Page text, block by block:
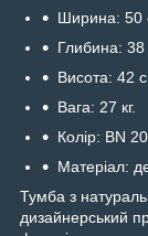
Ширина: 50
Глибина:
Висота: 42
Вага: 27 кг.
Колір: BN
Матеріал:
Тумба з
дизайнерський